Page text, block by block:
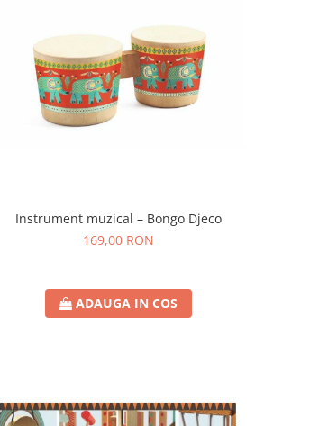
Instrument muzical – Bongo Djeco
169,00 RON
ADAUGA IN COS